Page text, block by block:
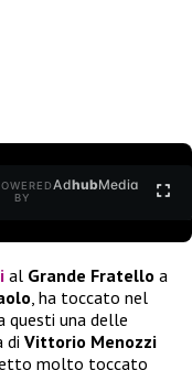
BY
AdhubMedia
al Grande Fratello a
, ha toccato nel
questi una delle
di Vittorio Menozzi
molto toccato